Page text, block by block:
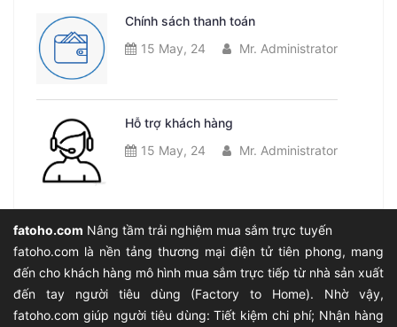
Chính sách thanh toán
15 May, 24
Mr. Administrator
Hỗ trợ khách hàng
15 May, 24
Mr. Administrator
fatoho.com Nâng tầm trải nghiệm mua sắm trực tuyến
fatoho.com là nền tảng thương mại điện tử tiên phong, mang
đến cho khách hàng mô hình mua sắm trực tiếp từ nhà sản xuất
đến tay người tiêu dùng (Factory to Home). Nhờ vậy,
fatoho.com giúp người tiêu dùng: Tiết kiệm chi phí; Nhận hàng